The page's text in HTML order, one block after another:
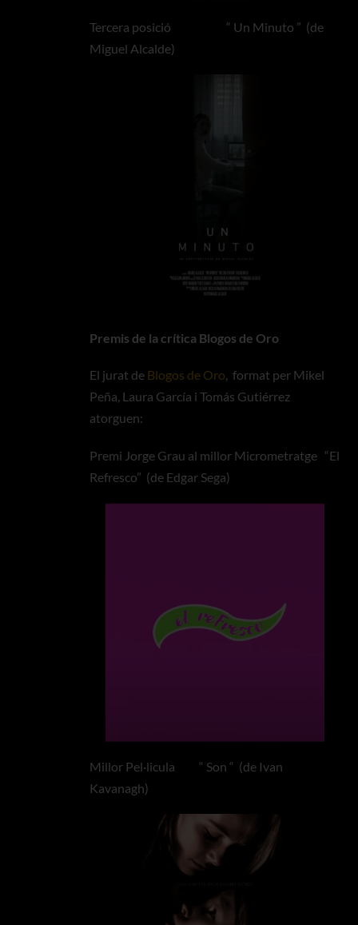
Tercera posició “ Un Minuto ” (de
Miguel Alcalde)
Premis de la crítica Blogos de Oro
El jurat de Blogos de Oro, format per Mikel
Peña, Laura García i Tomás Gutiérrez
atorguen:
Premi Jorge Grau al millor Micrometratge “El
Refresco” (de Edgar Sega)
Millor Pel·licula “ Son “ (de Ivan
Kavanagh)